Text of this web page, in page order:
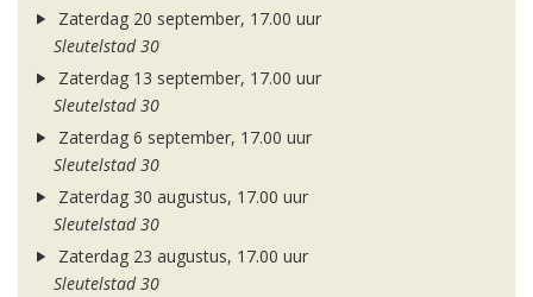
Zaterdag 20 september, 17.00 uur
Sleutelstad 30
Zaterdag 13 september, 17.00 uur
Sleutelstad 30
Zaterdag 6 september, 17.00 uur
Sleutelstad 30
Zaterdag 30 augustus, 17.00 uur
Sleutelstad 30
Zaterdag 23 augustus, 17.00 uur
Sleutelstad 30